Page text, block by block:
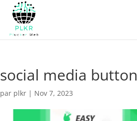
social media button
par plkr | Nov 7, 2023